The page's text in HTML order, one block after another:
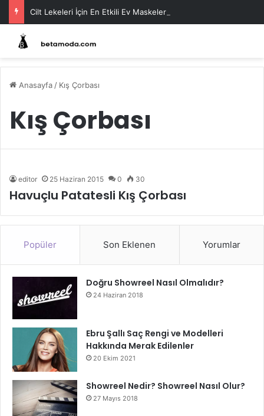
Cilt Lekeleri İçin En Etkili Ev Maskeleri
Anasayfa / Kış Çorbası
Kış Çorbası
editor 25 Haziran 2015 0 30
Havuçlu Patatesli Kış Çorbası
Popüler Son Eklenen Yorumlar
Doğru Showreel Nasıl Olmalıdır?
24 Haziran 2018
Ebru Şallı Saç Rengi ve Modelleri
Hakkında Merak Edilenler
20 Ekim 2021
Showreel Nedir? Showreel Nasıl Olur?
27 Mayıs 2018